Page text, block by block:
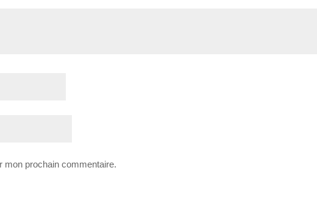
mon prochain commentaire.